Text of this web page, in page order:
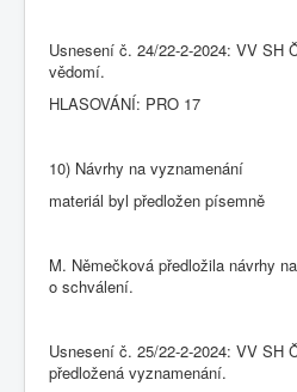
Usnesení č. 24/22-2-2024: VV SH
vědomí.
HLASOVÁNÍ: PRO 17
10) Návrhy na vyznamenání
materiál byl předložen písemně
M. Němečková předložila návrhy
o schválení.
Usnesení č. 25/22-2-2024: VV SH
předložená vyznamenání.